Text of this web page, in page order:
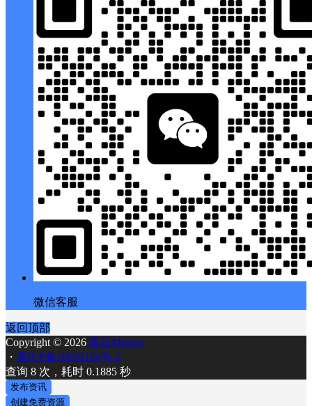
微信客服
返回顶部
Copyright © 2026 幕后Muhou
・ 冀ICP备18036164号-3
查询 8 次，耗时 0.1885 秒
发布资讯
创建免费资源